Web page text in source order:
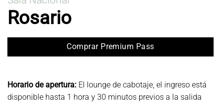
Rosario
Comprar Premium Pass
Horario de apertura: El lounge de cabotaje, el ingreso está
disponible hasta 1 hora y 30 minutos previos a la salida